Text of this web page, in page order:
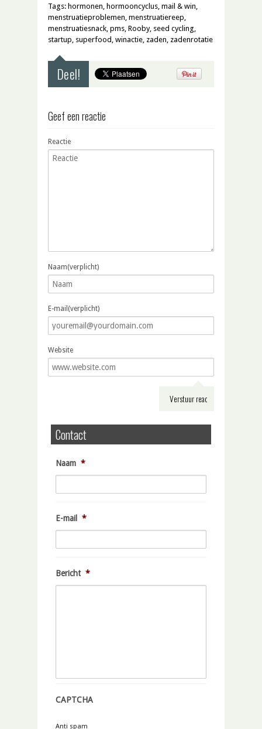
Tags: hormonen, hormooncyclus, mail & win,
menstruatieproblemen, menstruatiereep,
menstruatiesnack, pms, Rooby, seed cycling,
startup, superfood , winactie, zaden, zadenrotatie
Deel!
Geef een reactie
Reactie
Naam(verplicht)
E-mail(verplicht)
Website
Contact
Naam *
E-mail *
Bericht *
CAPTCHA
Anti spam